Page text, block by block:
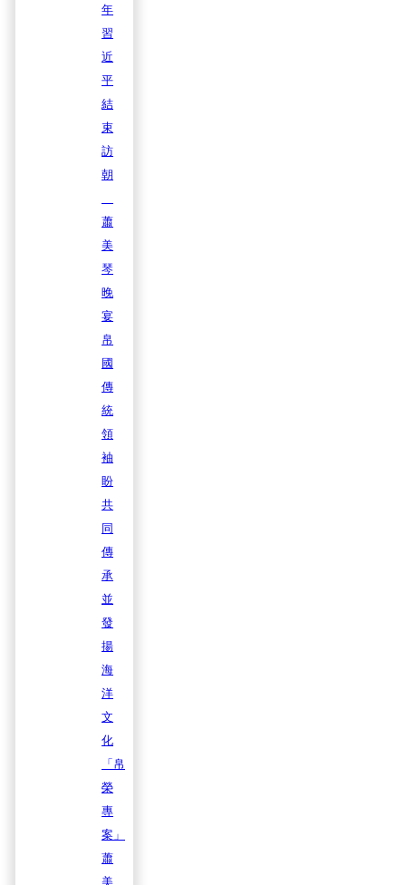
年
習
近
平
結
束
訪
朝
蕭
美
琴
晚
宴
帛
國
傳
統
領
袖
盼
共
同
傳
承
並
發
揚
海
洋
文
化
「帛
榮
專
案」
蕭
美